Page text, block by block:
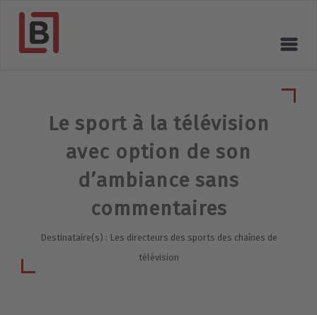
Le sport à la télévision
avec option de son
d’ambiance sans
commentaires
Destinataire(s) : Les directeurs des sports des chaînes de
télévision